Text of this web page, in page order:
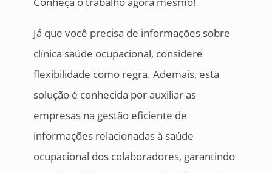
Já que você precisa de informações sobre
clínica saúde ocupacional, considere
flexibilidade como regra. Ademais, esta
solução é conhecida por auxiliar as
empresas na gestão eficiente de
informações relacionadas à saúde
ocupacional dos colaboradores, garantindo